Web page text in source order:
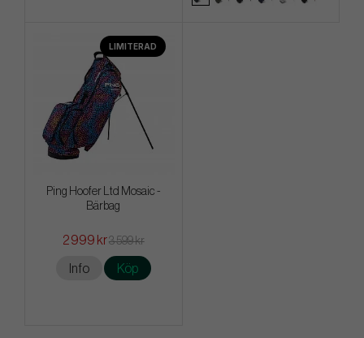
LIMITERAD
Ping Hoofer Ltd Mosaic -
Bärbag
2 999 kr3 599 kr
Info Köp